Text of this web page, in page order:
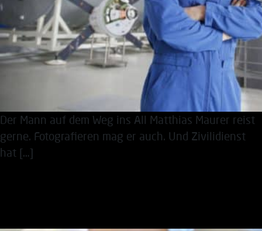
Der Mann auf dem Weg ins All Matthias Maurer reist
gerne. Fotografieren mag er auch. Und Zivilidienst
hat […]